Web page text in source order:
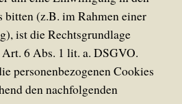
bitten (z.B. im Rahmen einer
ist die Rechtsgrundlage
6 Abs. 1 lit. a. DSGVO.
personenbezogenen Cookies
den nachfolgenden